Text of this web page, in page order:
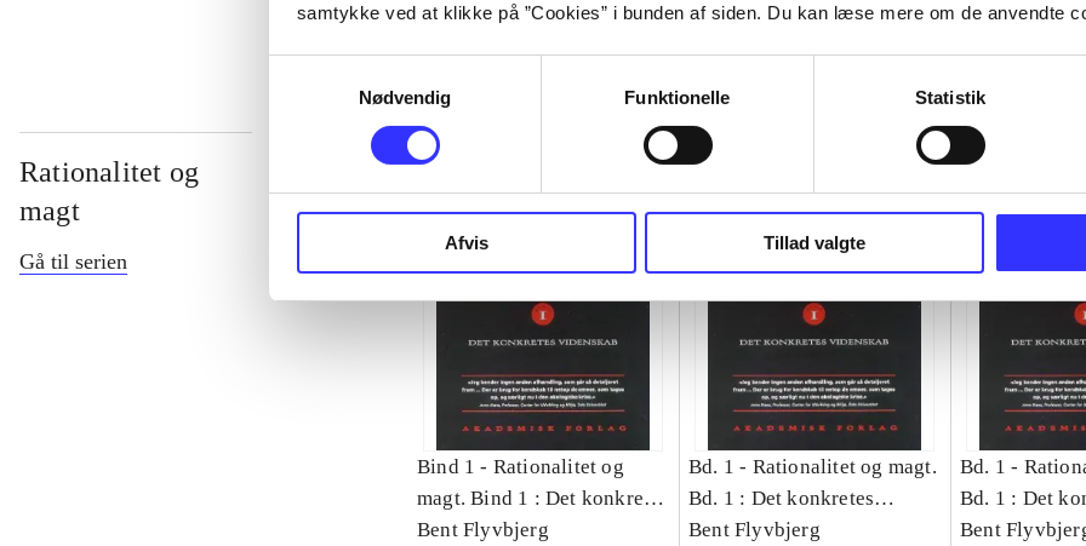
samtykke ved at klikke på ”Cookies” i bunden af siden. Du kan læse mere om de anvendte
Nødvendig
Funktionelle Statistik
Afvis Tillad valgte
Rationalitet og
magt
Gå til serien
Bind 1 - Rationalitet og
magt. Bind 1 : Det konkretes
videnskab
Bent Flyvbjerg
Bd. 1 - Rationalitet og magt.
Bd. 1 : Det konkretes
videnskab
Bent Flyvbjerg
Bd. 1 -
Bd. 1 : Det
videnskab
Bent